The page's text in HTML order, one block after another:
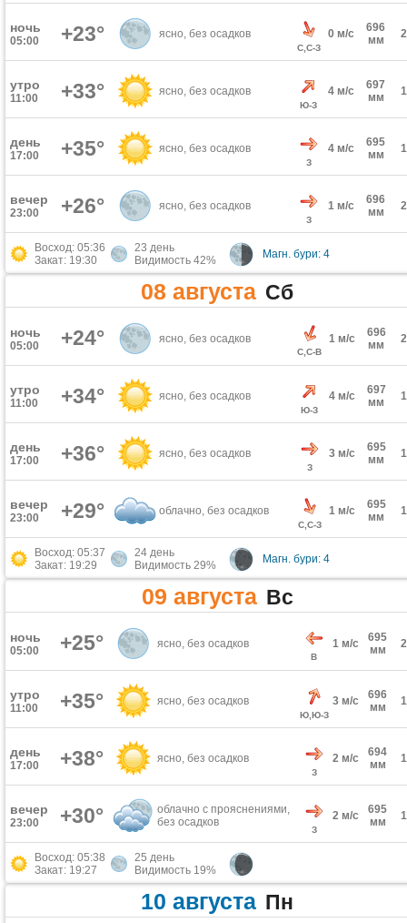
ночь
05:00 +23° ясно, без осадков
С,С-З
0 м/с
696
мм
утро
11:00 +33° ясно, без осадков
Ю-З
4 м/с
697
мм
день
17:00 +35° ясно, без осадков
З
4 м/с
695
мм
вечер
23:00 +26° ясно, без осадков
З
1 м/с
696
мм
Восход: 05:36
Закат: 19:30
23 день
Видимость 42%
Магн. бури: 4
08 августа Сб
ночь
05:00 +24° ясно, без осадков
С,С-В
1 м/с
696
мм
утро
11:00 +34° ясно, без осадков
Ю-З
4 м/с
697
мм
день
17:00 +36° ясно, без осадков
З
3 м/с
695
мм
вечер
23:00 +29° облачно, без осадков
С,С-З
1 м/с
695
мм
Восход: 05:37
Закат: 19:29
24 день
Видимость 29%
Магн. бури: 4
09 августа Вс
ночь
05:00 +25° ясно, без осадков
В
1 м/с
695
мм
утро
11:00 +35° ясно, без осадков
Ю,Ю-З
3 м/с
696
мм
день
17:00 +38° ясно, без осадков
З
2 м/с
694
мм
вечер
23:00 +30°
облачно с прояснениями,
без осадков
З
2 м/с
695
мм
Восход: 05:38
Закат: 19:27
25 день
Видимость 19%
10 августа Пн